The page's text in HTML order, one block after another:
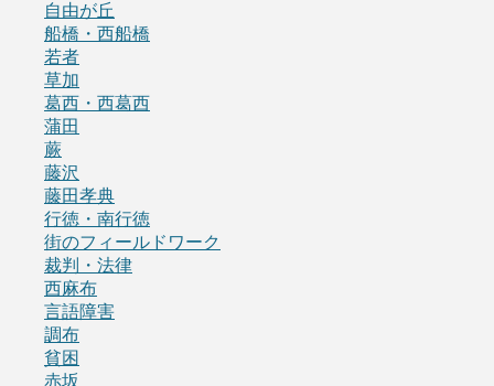
自由が丘
船橋・西船橋
若者
草加
葛西・西葛西
蒲田
蕨
藤沢
藤田孝典
行徳・南行徳
街のフィールドワーク
裁判・法律
西麻布
言語障害
調布
貧困
赤坂